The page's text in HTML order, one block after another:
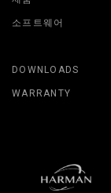
소프트웨어
DOWNLOADS
WARRANTY